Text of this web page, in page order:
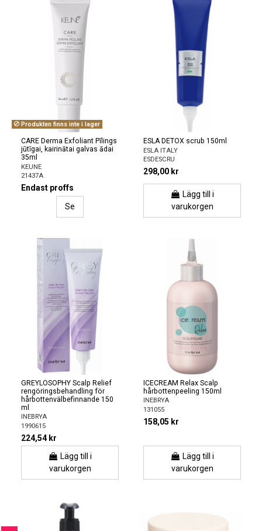
Produkten finns inte i lager
CARE Derma Exfoliant Pīlings
jūtīgai, kairinātai galvas ādai
35ml
KEUNE
21437A
Endast proffs
Se
ESLA DETOX scrub 150ml
ESLA ITALY
ESDESCRU
298,00 kr
Lägg till i
varukorgen
GREYLOSOPHY Scalp Relief
rengöringsbehandling för
hårbottenvälbefinnande 150
ml
INEBRYA
1990615
224,54 kr
Lägg till i
varukorgen
ICECREAM Relax Scalp
hårbottenpeeling 150ml
INEBRYA
131055
158,05 kr
Lägg till i
varukorgen